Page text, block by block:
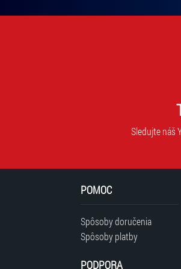
s
stranami.
Sledujte náš
POMOC
Spôsoby doručenia
Spôsoby platby
PODPORA